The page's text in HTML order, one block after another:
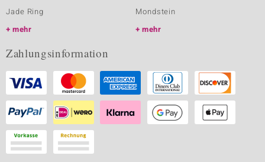
Jade Ring
mehr
Mondstein
mehr
Zahlungsinformation